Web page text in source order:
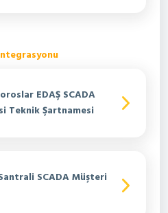
EDAŞ SCADA
Teknik Şartnamesi
SCADA Müşteri